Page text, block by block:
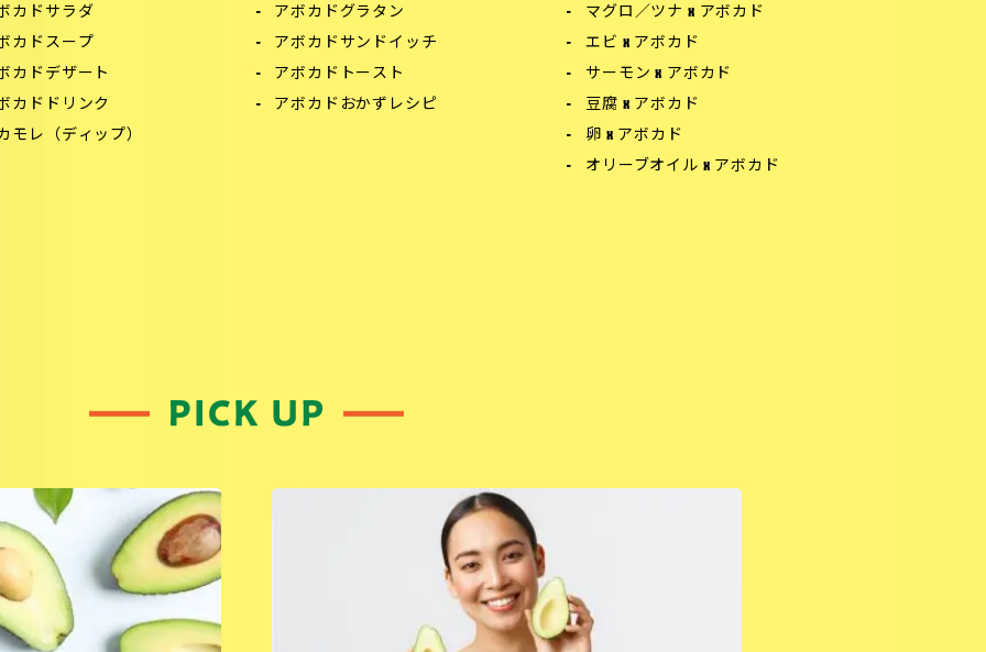
カドサラダ
カドスープ
カドデザート
カドドリンク
モレ（ディップ）
アボカドグラタン
アボカドサンドイッチ
アボカドトースト
アボカドおかずレシピ
マグロ／ツナ x アボカド
エビ x アボカド
サーモン x アボカド
豆腐 x アボカド
卵 x アボカド
オリーブオイル x アボカド